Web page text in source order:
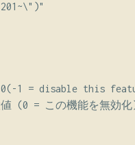
1 = disable this
値 (0 = この機能を無効